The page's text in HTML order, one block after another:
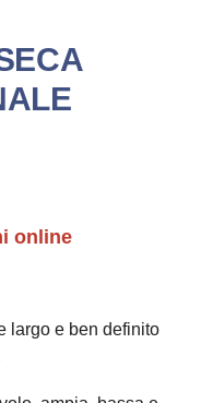
online
largo e ben definito